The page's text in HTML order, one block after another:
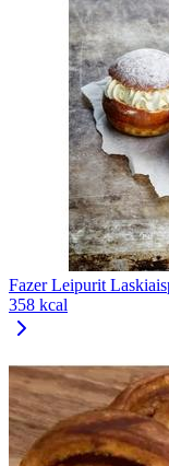
Fazer Leipurit
358 kcal